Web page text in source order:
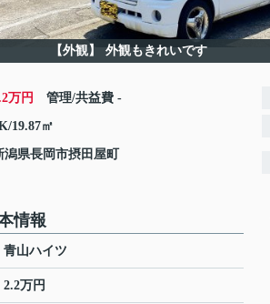
【外観】 外観もきれいです
万円 管理/共益費 -
19.87㎡
潟県長岡市摂田屋町
情報
青山ハイツ
2.2万円